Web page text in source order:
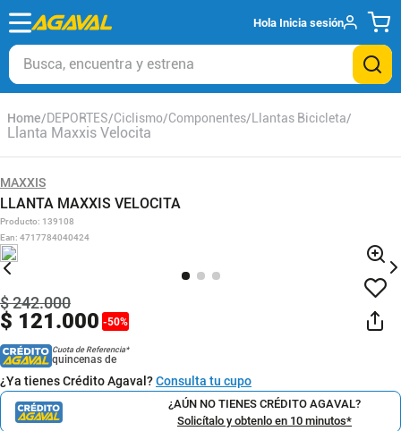
Hola Inicia sesión
Busca, encuentra y estrena
DEPORTES Ciclismo Componentes Llantas Bicicleta
Llanta Maxxis Velocita
MAXXIS
LLANTA MAXXIS VELOCITA
Producto: 139108
Ean: 4717784040424
$ 121.000 -50%
$242.000
Cuota de Referencia*
quincenas de
¿Ya tienes Crédito Agaval?Consulta tu cupo
¿AÚN NO TIENES CRÉDITO AGAVAL?
Solicítalo y obtenlo en 10 minutos*